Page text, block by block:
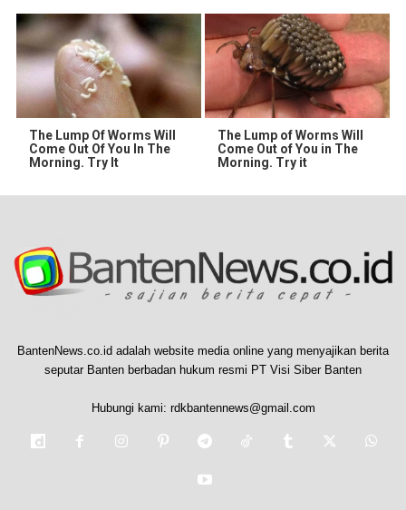
The Lump Of Worms Will
Come Out Of You In The
Morning. Try It
The Lump of Worms Will
Come Out of You in The
Morning. Try it
BantenNews.co.id adalah website media online yang menyajikan berita
seputar Banten berbadan hukum resmi PT Visi Siber Banten
Hubungi kami: rdkbantennews@gmail.com